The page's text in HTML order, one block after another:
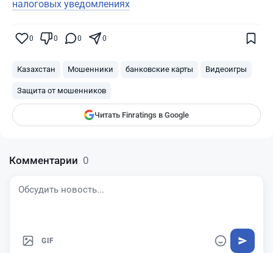
налоговых уведомлениях
0 0 0 0
Казахстан Мошенники банковские карты Видеоигры
Защита от мошенников
Читать Finratings в Google
Поставьте галочку рядом с
Комментарии 0
GIF